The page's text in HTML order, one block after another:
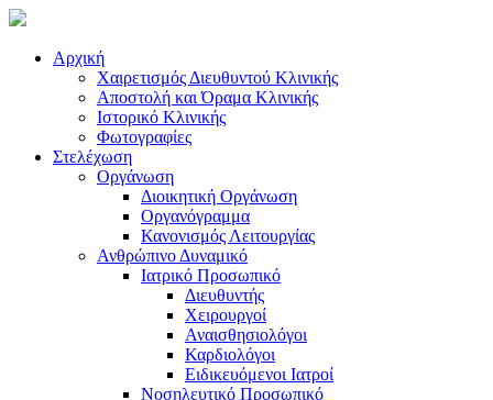
Αρχική
Χαιρετισμός Διευθυντού Κλινικής
Αποστολή και Όραμα Κλινικής
Ιστορικό Κλινικής
Φωτογραφίες
Στελέχωση
Οργάνωση
Διοικητική Οργάνωση
Οργανόγραμμα
Κανονισμός Λειτουργίας
Ανθρώπινο Δυναμικό
Ιατρικό Προσωπικό
Διευθυντής
Χειρουργοί
Αναισθησιολόγοι
Καρδιολόγοι
Ειδικευόμενοι Ιατροί
Νοσηλευτικό Προσωπικό